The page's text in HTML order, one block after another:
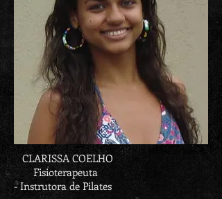
CLARISSA COELHO
Fisioterapeuta
- Instrutora de Pilates